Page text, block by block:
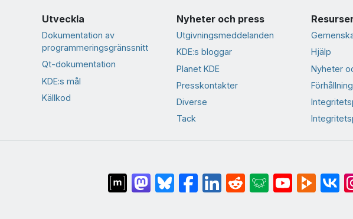
Utveckla
Dokumentation av
programmeringsgränssnitt
Qt-dokumentation
KDE:s mål
Källkod
Nyheter och press
Utgivningsmeddelanden
KDE:s bloggar
Planet KDE
Presskontakter
Diverse
Tack
Hjälp
Nyheter